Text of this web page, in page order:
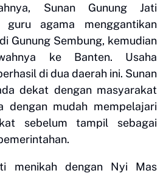
Sunan Gunung Jati
guru agama menggantikan
Gunung Sembung, kemudian
ke Banten. Usaha
di dua daerah ini. Sunan
dekat dengan masyarakat
dengan mudah mempelajari
sebelum tampil sebagai
menikah dengan Nyi Mas